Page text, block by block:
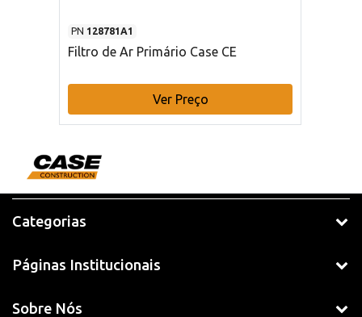
PN 128781A1
Filtro de Ar Primário Case CE
Ver Preço
Categorias
Páginas Institucionais
Sobre Nós